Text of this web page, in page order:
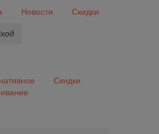
Новости
Скидки
Скидки